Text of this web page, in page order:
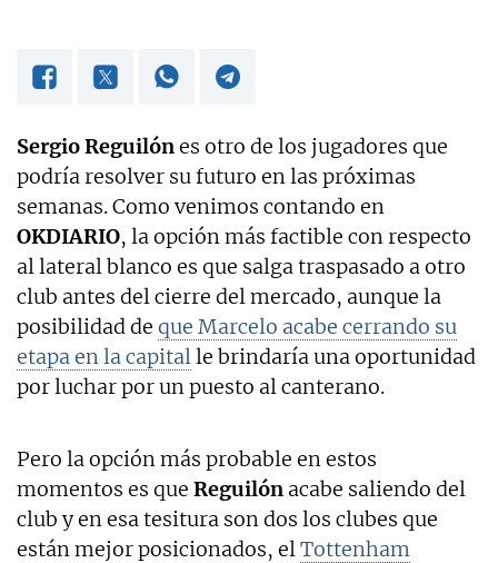
Sergio Reguilónes otro de los jugadores que
podría resolver su futuro en las próximas
semanas. Como venimos contando en
OKDIARIO, la opción más factible con respecto
al lateral blanco es que salga traspasado a otro
club antes del cierre del mercado, aunque la
posibilidad de que Marcelo acabe cerrando su
etapa en la capitalle brindaría una oportunidad
por luchar por un puesto al canterano.
Pero la opción más probable en estos
momentos es que Reguilón acabe saliendo del
club y en esa tesitura son dos los clubes que
están mejor posicionados, elTottenham